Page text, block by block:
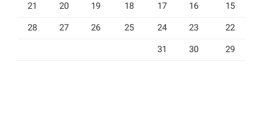
15
16
17
18
19
20
21
22
23
24
25
26
27
28
29
30
31